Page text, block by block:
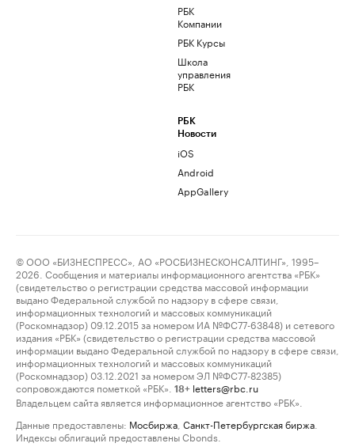
РБК
Компании
РБК Курсы
Школа
управления
РБК
РБК
Новости
iOS
Android
AppGallery
© ООО «БИЗНЕСПРЕСС», АО «РОСБИЗНЕСКОНСАЛТИНГ», 1995–
2026. Сообщения и материалы информационного агентства «РБК»
(свидетельство о регистрации средства массовой информации
выдано Федеральной службой по надзору в сфере связи,
информационных технологий и массовых коммуникаций
(Роскомнадзор) 09.12.2015 за номером ИА №ФС77-63848) и сетевого
издания «РБК» (свидетельство о регистрации средства массовой
информации выдано Федеральной службой по надзору в сфере связи,
информационных технологий и массовых коммуникаций
(Роскомнадзор) 03.12.2021 за номером ЭЛ №ФС77-82385)
сопровождаются пометкой «РБК».
18+ letters@rbc.ru
Владельцем сайта является информационное агентство «РБК».
Данные предоставлены: Мосбиржа Санкт-Петербургская биржа
Индексы облигаций предоставлены Cbonds.